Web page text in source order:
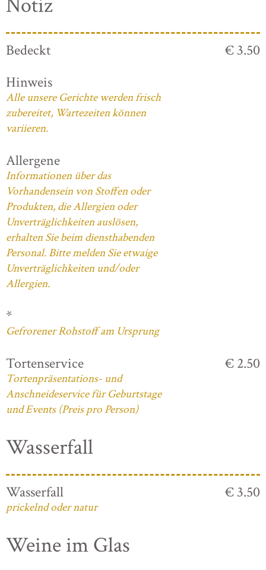
Notiz
Bedeckt
€ 3.50
Hinweis
Alle unsere Gerichte werden frisch
zubereitet, Wartezeiten können
variieren.
Allergene
Informationen über das
Vorhandensein von Stoffen oder
Produkten, die Allergien oder
Unverträglichkeiten auslösen,
erhalten Sie beim diensthabenden
Personal. Bitte melden Sie etwaige
Unverträglichkeiten und/oder
Allergien.
*
Gefrorener Rohstoff am Ursprung
Tortenservice
Tortenpräsentations- und
Anschneideservice für Geburtstage
und Events (Preis pro Person)
€ 2.50
Wasserfall
Wasserfall
prickelnd oder natur
€ 3.50
Weine im Glas